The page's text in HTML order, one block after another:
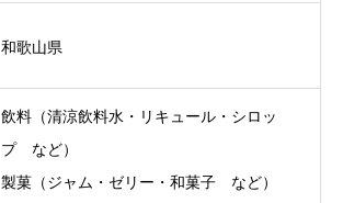
和歌山県
飲料（清涼飲料水・リキュール・シロッ
プ など）
製菓（ジャム・ゼリー・和菓子 など）